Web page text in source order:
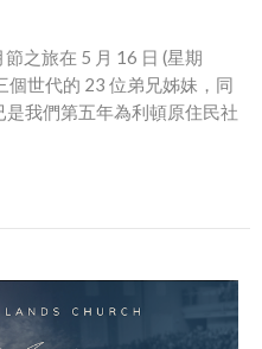
之旅在 5 月 16 日 (星期
個世代的 23 位弟兄姊妹，同
我們第五年為利頓原住民社